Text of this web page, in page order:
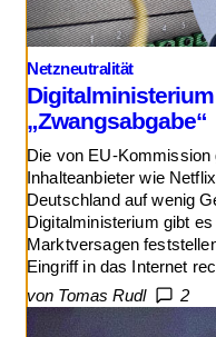
Netzneutralität
„Zwangsabgabe“
Die von EU-
Inhalteanbieter wie
Deutschland auf wenig
Digitalministerium gibt
Marktversagen
Eingriff in das Internet
von Tomas Rudl
2